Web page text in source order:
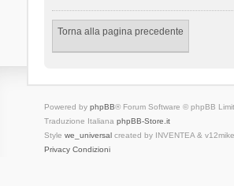
Torna alla pagina precedente
Powered by phpBB® Forum Software © phpBB
Traduzione Italiana phpBB-Store.it
Style we_universalcreated by INVENTEA & v12mike
Privacy Condizioni